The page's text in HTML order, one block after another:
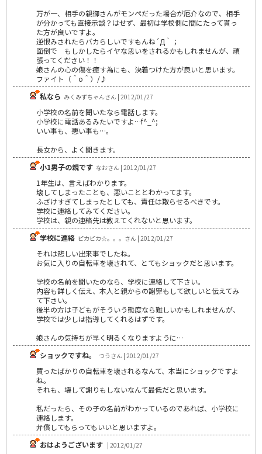
万が一、相手の親御さんがモンペだった場合が厄介なので、相手
が分かっても直接示談？はせず、最初は学校側に間にたって貰っ
た方が良いですよ。
逆恨みされたらバカらしいですもんね´Д｀；
面倒で もしかしたらイヤな思いをされるかもしれませんが、頑
張ってください！！
娘さんの心の傷を癒す為にも、決着つけた方が良いと思います。
ファイト（＾o＾）/♪
私なら みくみずちゃんさん | 2012/01/27
小学校の名前を聞いたなら電話します。
小学校に電話あるみたいですよ…f^_^;
いい事も、悪い事も…。
長女から、よく聞きます。
小1男子の親です なおさん | 2012/01/27
1年生は、言えばわかります。
壊してしまったことも、悪いこととわかってます。
ふざけすぎてしまったとしても、責任は取らせるべきです。
学校に連絡してみてください。
学校は、親の連絡先は教えてくれないと思います。
学校に連絡 ピカピカ☆。。。さん | 2012/01/27
それは悲しい出来事でしたね。
お気に入りの自転車を壊されて、とてもショックだと思います。
学校の名前を聞いたのなら、学校に連絡して下さい。
内容も詳しく伝え、本人と親からの謝罪もして欲しいと伝えてみ
て下さい。
後半の方は子どもがそういう態度なら難しいかもしれませんが、
学校では少しは指導してくれるはずです。
娘さんの気持ちが早く明るくなりますように…
ショックですね。
つうさん | 2012/01/27
買ったばかりの自転車を壊されるなんて、本当にショックですよ
ね。
それも、壊して謝りもしないなんて最低だと思います。
私だったら、その子の名前がわかっているのであれば、小学校に
連絡します。
弁償してもらってもいいと思いますよ。
おはようございます | 2012/01/27